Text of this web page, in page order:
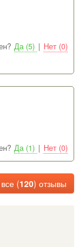
Да (5) | Нет (0)
Да (1) | Нет (0)
(120) отзывы